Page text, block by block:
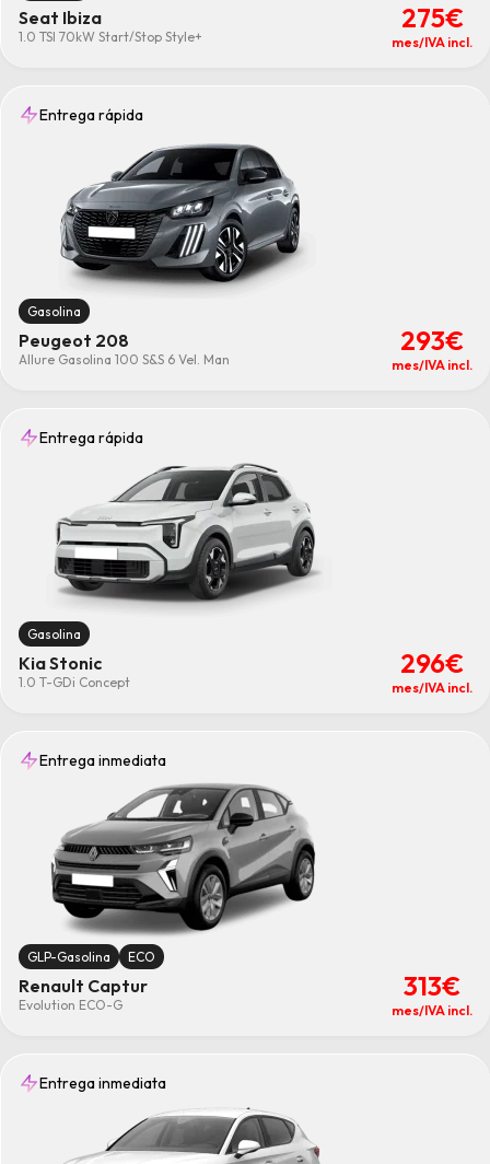
Seat Ibiza
1.0 TSI 70kW Start/Stop Style+
275€
mes/IVA incl.
Entrega rápida
Gasolina
Peugeot 208
Allure Gasolina 100 S&S 6 Vel. Man
293€
mes/IVA incl.
Entrega rápida
Gasolina
Kia Stonic
1.0 T-GDi Concept
296€
mes/IVA incl.
Entrega inmediata
GLP-Gasolina ECO
Renault Captur
Evolution ECO-G
313€
mes/IVA incl.
Entrega inmediata